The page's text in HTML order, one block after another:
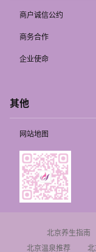
商户诚信公约
商务合作
企业使命
其他
网站地图
北京养生指南
北京温泉推荐